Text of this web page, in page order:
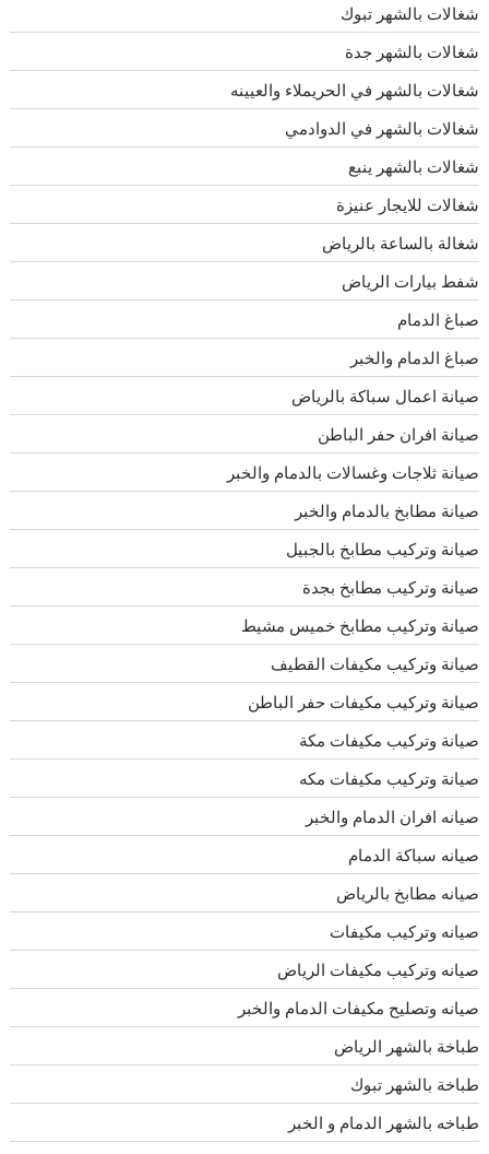
شغالات بالشهر تبوك
شغالات بالشهر جدة
شغالات بالشهر في الحريملاء والعيينه
شغالات بالشهر في الدوادمي
شغالات بالشهر ينبع
شغالات للايجار عنيزة
شغالة بالساعة بالرياض
شفط بيارات الرياض
صباغ الدمام
صباغ الدمام والخبر
صيانة اعمال سباكة بالرياض
صيانة افران حفر الباطن
صيانة ثلاجات وغسالات بالدمام والخبر
صيانة مطابخ بالدمام والخبر
صيانة وتركيب مطابخ بالجبيل
صيانة وتركيب مطابخ بجدة
صيانة وتركيب مطابخ خميس مشيط
صيانة وتركيب مكيفات القطيف
صيانة وتركيب مكيفات حفر الباطن
صيانة وتركيب مكيفات مكة
صيانة وتركيب مكيفات مكه
صيانه افران الدمام والخبر
صيانه سباكة الدمام
صيانه مطابخ بالرياض
صيانه وتركيب مكيفات
صيانه وتركيب مكيفات الرياض
صيانه وتصليح مكيفات الدمام والخبر
طباخة بالشهر الرياض
طباخة بالشهر تبوك
طباخه بالشهر الدمام و الخبر